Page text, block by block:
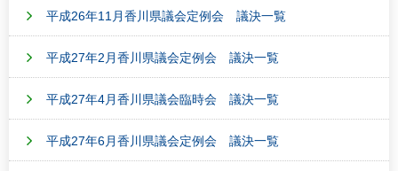
平成26年11月香川県議会定例会 議決一覧
平成27年2月香川県議会定例会 議決一覧
平成27年4月香川県議会臨時会 議決一覧
平成27年6月香川県議会定例会 議決一覧